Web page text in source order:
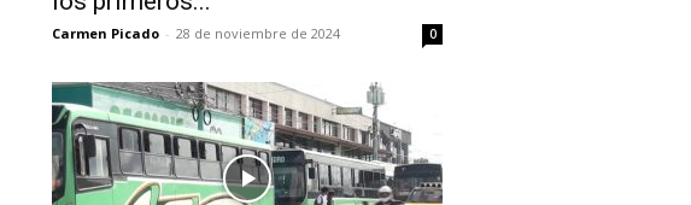
Carmen Picado - 28 de noviembre de 2024 0